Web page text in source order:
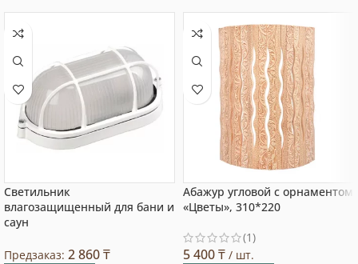
Светильник
влагозащищенный для бани и
саун
Предзаказ: 2 860₸
Абажур угловой с орнаментом
«Цветы», 310*220
(1)
5 400₸ / шт.